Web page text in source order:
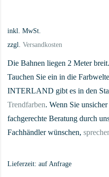
inkl. MwSt.
zzgl. Versandkosten
Die Bahnen liegen 2 Meter breit.
Tauchen Sie ein in die
INTERLAND gibt es in den
Trendfarben. Wenn Sie
fachgerechte Beratung durch
Fachhändler wünschen,
Lieferzeit: auf Anfrage